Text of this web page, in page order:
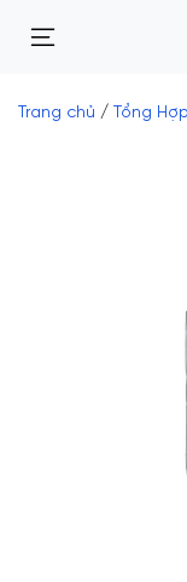
Trang chủ / Tổng Hợp